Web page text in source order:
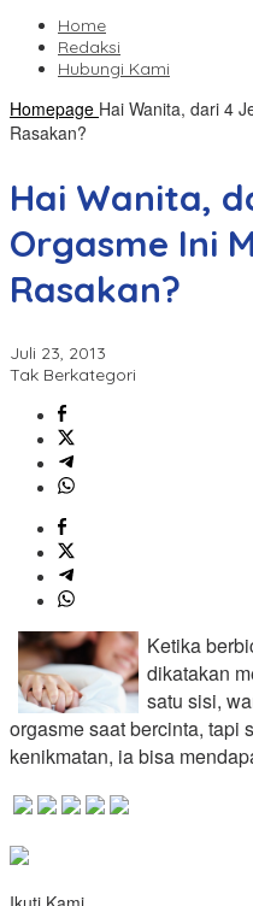
Home
Redaksi
Hubungi Kami
Homepage Hai Wanita, dari 4
Rasakan?
Hai Wanita,
Orgasme Ini
Rasakan?
Juli 23, 2013
Tak Berkategori
Ketika
dikatakan
satu sisi,
orgasme saat bercinta, tapi
kenikmatan, ia bisa